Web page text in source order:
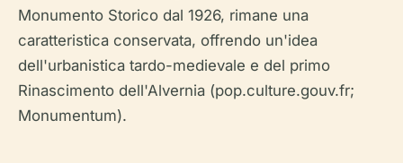
Monumento Storico dal 1926, rimane una
caratteristica conservata, offrendo un'idea
dell'urbanistica tardo-medievale e del primo
Rinascimento dell'Alvernia (pop.culture.gouv.fr;
Monumentum).